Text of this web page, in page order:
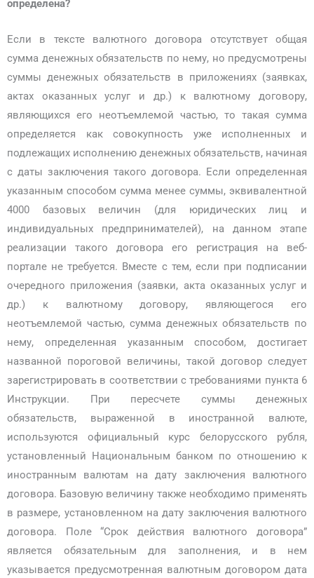
определена?
Если в тексте валютного договора отсутствует общая
сумма денежных обязательств по нему, но предусмотрены
суммы денежных обязательств в приложениях (заявках,
актах оказанных услуг и др.) к валютному договору,
являющихся его неотъемлемой частью, то такая сумма
определяется как совокупность уже исполненных и
подлежащих исполнению денежных обязательств, начиная
с даты заключения такого договора. Если определенная
указанным способом сумма менее суммы, эквивалентной
4000 базовых величин (для юридических лиц и
индивидуальных предпринимателей), на данном этапе
реализации такого договора его регистрация на веб-
портале не требуется. Вместе с тем, если при подписании
очередного приложения (заявки, акта оказанных услуг и
др.) к валютному договору, являющегося его
неотъемлемой частью, сумма денежных обязательств по
нему, определенная указанным способом, достигает
названной пороговой величины, такой договор следует
зарегистрировать в соответствии с требованиями пункта 6
Инструкции. При пересчете суммы денежных
обязательств, выраженной в иностранной валюте,
используются официальный курс белорусского рубля,
установленный Национальным банком по отношению к
иностранным валютам на дату заключения валютного
договора. Базовую величину также необходимо применять
в размере, установленном на дату заключения валютного
договора. Поле “Срок действия валютного договора”
является обязательным для заполнения, и в нем
указывается предусмотренная валютным договором дата